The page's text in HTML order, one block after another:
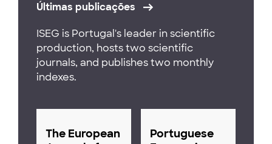
Últimas publicações
ISEG is Portugal's leader in scientific
production, hosts two scientific
journals, and publishes two monthly
indexes.
The European
Portuguese